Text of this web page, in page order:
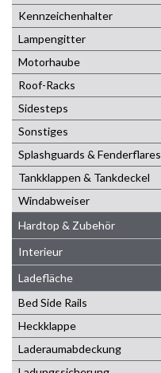
Kennzeichenhalter
Lampengitter
Motorhaube
Roof-Racks
Sidesteps
Sonstiges
Splashguards & Fenderflares
Tankklappen & Tankdeckel
Windabweiser
Hardtop & Zubehör
Interieur
Ladefläche
Bed Side Rails
Heckklappe
Laderaumabdeckung